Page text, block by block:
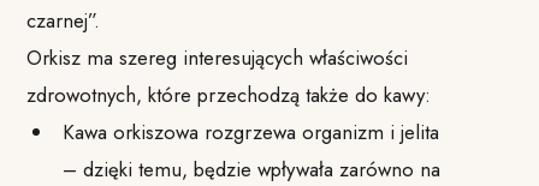
czarnej”.
Orkisz ma szereg interesujących właściwości
zdrowotnych, które przechodzą także do kawy:
Kawa orkiszowa rozgrzewa organizm i jelita
– dzięki temu, będzie wpływała zarówno na